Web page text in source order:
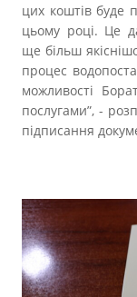
цих коштів буде
цьому році. Це
ще більш
процес
можливості
послугами”, -
підписання